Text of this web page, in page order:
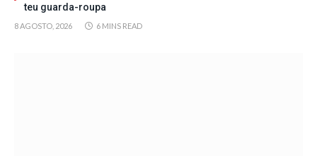
teu guarda-roupa
8 AGOSTO, 2026 6 MINS READ